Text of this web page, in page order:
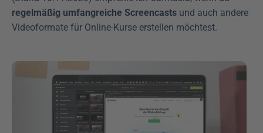
regelmäßig umfangreiche Screencasts und auch andere
Videoformate für Online-Kurse erstellen möchtest.